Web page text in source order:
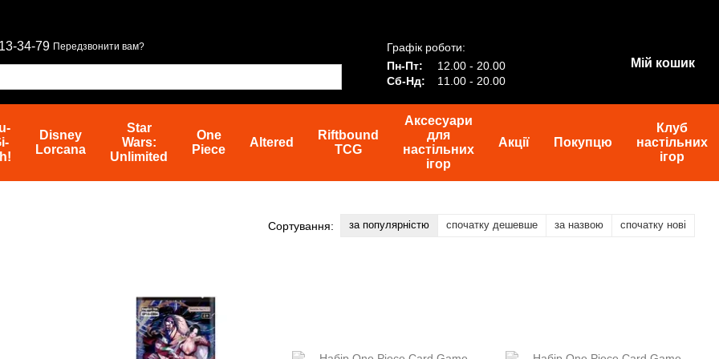
34-79 Передзвонити вам?
Графік роботи:
Пн-Пт:
12.00 - 20.00
Сб-Нд:
11.00 - 20.00
Мій кошик
Disney
Lorcana
Star
Wars:
Unlimited
One
Piece
Altered
Riftbound
TCG
Аксесуари
для
настільних
ігор
Акції Покупцю
Клуб
настільних
ігор
Сортування: за популярністю спочатку дешевше за назвою спочатку нові